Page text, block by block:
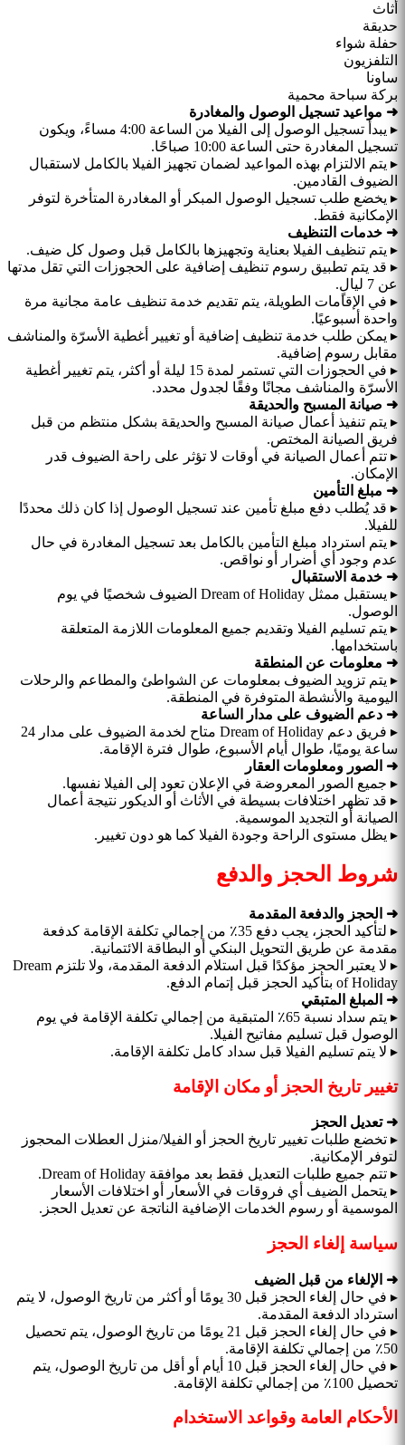
أثاث
حديقة
حفلة شواء
التلفزيون
ساونا
بركة سباحة محمية
➜ مواعيد تسجيل الوصول والمغادرة
▸ يبدأ تسجيل الوصول إلى الفيلا من الساعة 4:00 مساءً، ويكون
تسجيل المغادرة حتى الساعة 10:00 صباحًا.
▸ يتم الالتزام بهذه المواعيد لضمان تجهيز الفيلا بالكامل لاستقبال
الضيوف القادمين.
▸ يخضع طلب تسجيل الوصول المبكر أو المغادرة المتأخرة لتوفر
الإمكانية فقط.
➜ خدمات التنظيف
▸ يتم تنظيف الفيلا بعناية وتجهيزها بالكامل قبل وصول كل ضيف.
▸ قد يتم تطبيق رسوم تنظيف إضافية على الحجوزات التي تقل مدتها
عن 7 ليالٍ.
▸ في الإقامات الطويلة، يتم تقديم خدمة تنظيف عامة مجانية مرة
واحدة أسبوعيًا.
▸ يمكن طلب خدمة تنظيف إضافية أو تغيير أغطية الأسرّة والمناشف
مقابل رسوم إضافية.
▸ في الحجوزات التي تستمر لمدة 15 ليلة أو أكثر، يتم تغيير أغطية
الأسرّة والمناشف مجانًا وفقًا لجدول محدد.
➜ صيانة المسبح والحديقة
▸ يتم تنفيذ أعمال صيانة المسبح والحديقة بشكل منتظم من قبل
فريق الصيانة المختص.
▸ تتم أعمال الصيانة في أوقات لا تؤثر على راحة الضيوف قدر
الإمكان.
➜ مبلغ التأمين
▸ قد يُطلب دفع مبلغ تأمين عند تسجيل الوصول إذا كان ذلك محددًا
للفيلا.
▸ يتم استرداد مبلغ التأمين بالكامل بعد تسجيل المغادرة في حال
عدم وجود أي أضرار أو نواقص.
➜ خدمة الاستقبال
▸ يستقبل ممثل Dream of Holiday الضيوف شخصيًا في يوم
الوصول.
▸ يتم تسليم الفيلا وتقديم جميع المعلومات اللازمة المتعلقة
باستخدامها.
➜ معلومات عن المنطقة
▸ يتم تزويد الضيوف بمعلومات عن الشواطئ والمطاعم والرحلات
اليومية والأنشطة المتوفرة في المنطقة.
➜ دعم الضيوف على مدار الساعة
▸ فريق دعم Dream of Holiday متاح لخدمة الضيوف على مدار 24
ساعة يوميًا، طوال أيام الأسبوع، طوال فترة الإقامة.
➜ الصور ومعلومات العقار
▸ جميع الصور المعروضة في الإعلان تعود إلى الفيلا نفسها.
▸ قد تظهر اختلافات بسيطة في الأثاث أو الديكور نتيجة أعمال
الصيانة أو التجديد الموسمية.
▸ يظل مستوى الراحة وجودة الفيلا كما هو دون تغيير.
شروط الحجز والدفع
➜ الحجز والدفعة المقدمة
▸ لتأكيد الحجز، يجب دفع 35٪ من إجمالي تكلفة الإقامة كدفعة
مقدمة عن طريق التحويل البنكي أو البطاقة الائتمانية.
▸ لا يعتبر الحجز مؤكدًا قبل استلام الدفعة المقدمة، ولا تلتزم Dream
of Holiday بتأكيد الحجز قبل إتمام الدفع.
➜ المبلغ المتبقي
▸ يتم سداد نسبة 65٪ المتبقية من إجمالي تكلفة الإقامة في يوم
الوصول قبل تسليم مفاتيح الفيلا.
▸ لا يتم تسليم الفيلا قبل سداد كامل تكلفة الإقامة.
تغيير تاريخ الحجز أو مكان الإقامة
➜ تعديل الحجز
▸ تخضع طلبات تغيير تاريخ الحجز أو الفيلا/منزل العطلات المحجوز
لتوفر الإمكانية.
▸ تتم جميع طلبات التعديل فقط بعد موافقة Dream of Holiday.
▸ يتحمل الضيف أي فروقات في الأسعار أو اختلافات الأسعار
الموسمية أو رسوم الخدمات الإضافية الناتجة عن تعديل الحجز.
سياسة إلغاء الحجز
➜ الإلغاء من قبل الضيف
▸ في حال إلغاء الحجز قبل 30 يومًا أو أكثر من تاريخ الوصول، لا يتم
استرداد الدفعة المقدمة.
▸ في حال إلغاء الحجز قبل 21 يومًا من تاريخ الوصول، يتم تحصيل
50٪ من إجمالي تكلفة الإقامة.
▸ في حال إلغاء الحجز قبل 10 أيام أو أقل من تاريخ الوصول، يتم
تحصيل 100٪ من إجمالي تكلفة الإقامة.
الأحكام العامة وقواعد الاستخدام